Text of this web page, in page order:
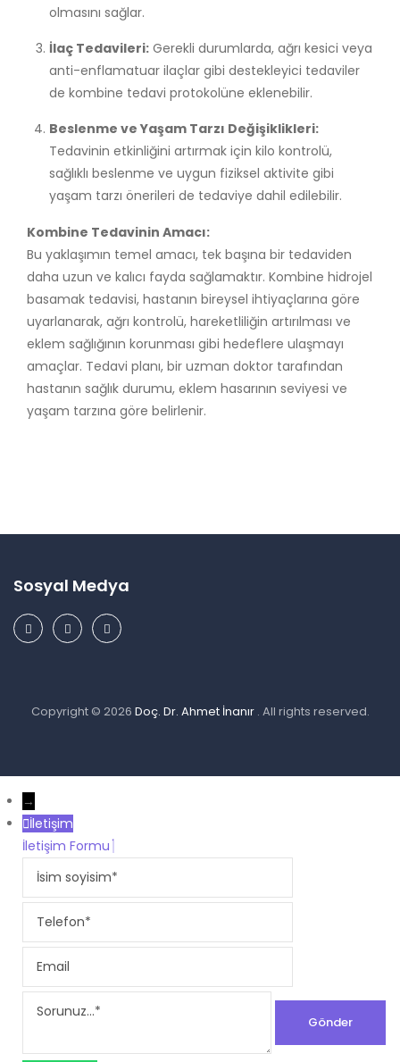
olmasını sağlar.
İlaç Tedavileri: Gerekli durumlarda, ağrı kesici veya
anti-enflamatuar ilaçlar gibi destekleyici tedaviler
de kombine tedavi protokolüne eklenebilir.
Beslenme ve Yaşam Tarzı Değişiklikleri:
Tedavinin etkinliğini artırmak için kilo kontrolü,
sağlıklı beslenme ve uygun fiziksel aktivite gibi
yaşam tarzı önerileri de tedaviye dahil edilebilir.
Kombine Tedavinin Amacı:
Bu yaklaşımın temel amacı, tek başına bir tedaviden
daha uzun ve kalıcı fayda sağlamaktır. Kombine hidrojel
basamak tedavisi, hastanın bireysel ihtiyaçlarına göre
uyarlanarak, ağrı kontrolü, hareketliliğin artırılması ve
eklem sağlığının korunması gibi hedeflere ulaşmayı
amaçlar. Tedavi planı, bir uzman doktor tarafından
hastanın sağlık durumu, eklem hasarının seviyesi ve
yaşam tarzına göre belirlenir.
Sosyal Medya
Copyright © 2026 Doç. Dr. Ahmet İnanır . All rights reserved.
→
İletişim
İletişim Formu
İsim
Telefon